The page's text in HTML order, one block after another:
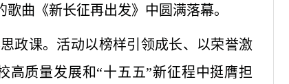
曲《新长征再出发》中圆满落幕。
政课。活动以榜样引领成长、以荣誉激
质量发展和“十五五”新征程中挺膺担